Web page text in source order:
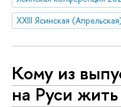
Кому из
на Руси